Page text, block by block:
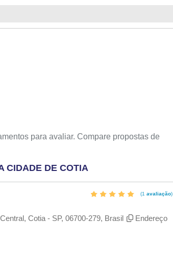
para avaliar. Compare propostas de
CIDADE DE COTIA
(1 avaliação)
Cotia - SP, 06700-279, Brasil
Endereço